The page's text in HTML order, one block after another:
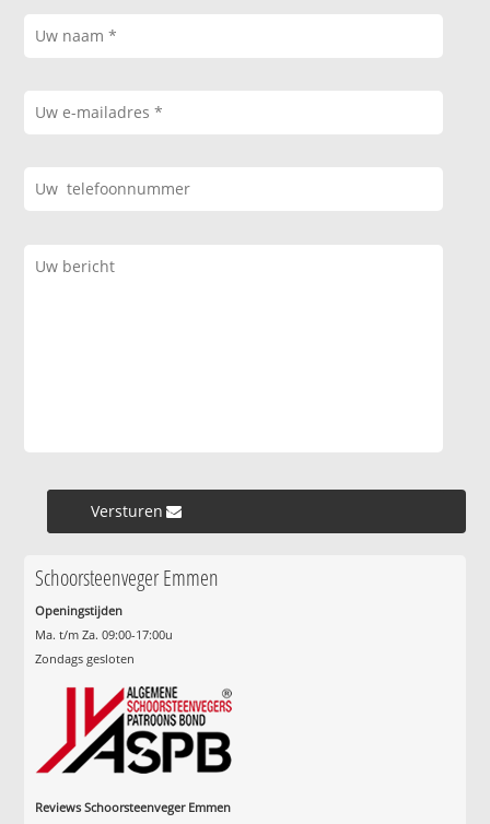
Versturen »
Schoorsteenveger Emmen
Openingstijden
Ma. t/m Za. 09:00-17:00u
Zondags gesloten
Reviews Schoorsteenveger Emmen